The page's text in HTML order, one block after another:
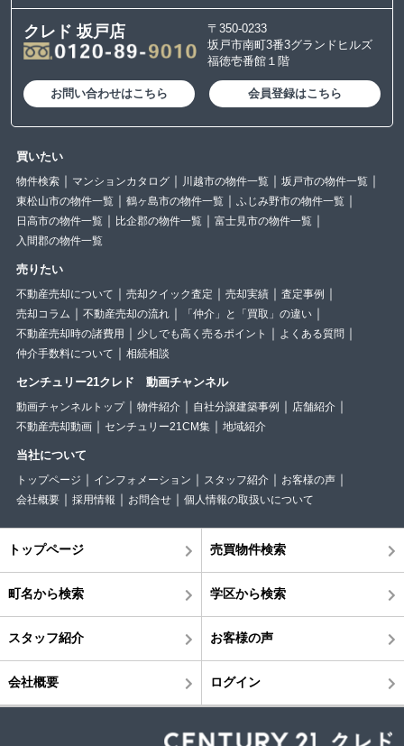
クレド 坂戸店
〒350-0233
坂戸市南町3番3グランドヒルズ
福徳壱番館１階
お問い合わせはこちら 会員登録はこちら
買いたい
物件検索 マンションカタログ 川越市の物件一覧
坂戸市の物件一覧
東松山市の物件一覧
鶴ヶ島市の物件一覧
ふじみ野市の物件一覧
日高市の物件一覧
比企郡の物件一覧
富士見市の物件一覧
入間郡の物件一覧
売りたい
不動産売却について 売却クイック査定 売却実績
査定事例
売却コラム
不動産売却の流れ
「仲介」と「買取」の違い
不動産売却時の諸費用
少しでも高く売るポイント
よくある質問
仲介手数料について
相続相談
センチュリー21クレド 動画チャンネル
動画チャンネルトップ 物件紹介 自社分譲建築事例
店舗紹介
不動産売却動画
センチュリー21CM集 地域紹介
当社について
トップページ インフォメーション スタッフ紹介
お客様の声
会社概要
採用情報 お問合せ 個人情報の取扱いについて
トップページ 売買物件検索
町名から検索 学区から検索
スタッフ紹介 お客様の声
会社概要 ログイン